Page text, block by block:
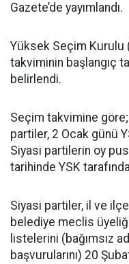
Gazete’de yayımlandı.
Yüksek Seçim Kurulu
takviminin başlangıç
belirlendi.
Seçim takvimine
partiler, 2 Ocak günü
Siyasi partilerin oy
tarihinde YSK
Siyasi partiler, il ve
belediye meclis
listelerini (bağımsız
başvurularını) 20